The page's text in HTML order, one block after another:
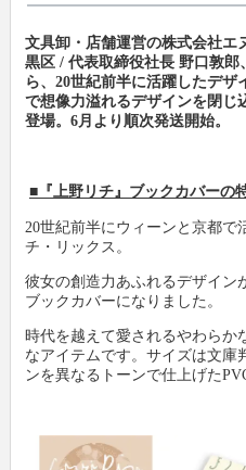
オフマガニュース
新製品情報
文具動画紹介
文具ミニミニ歴史館
業界情報リンク集
卸
小売店
各種団体
会社概要
新聞購読申し込み
広告掲載について
お問い合わせ
文具卸・店舗運営の株式会社エ
黒区 / 代表取締役社長 野口敦
ら、20世紀前半に活躍したデ
で想像力溢れるデザインを閉じ
登場。6月より順次発送開始。
■『上野リチ』ブックカバーの
20世紀前半にウィーンと京都で
チ・リックス。
彼女の創造力あふれるデザイン
ブックカバーになりました。
時代を越えて愛されるやわらか
なアイテムです。サイズは文庫
ンを異なるトーンで仕上げた